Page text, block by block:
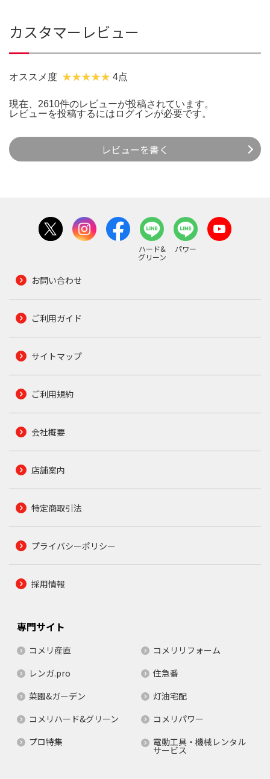
カスタマーレビュー
オススメ度 4点
現在、2610件のレビューが投稿されています。
レビューを投稿するには ログインが必要です。
レビューを書く
ハード&
グリーン
パワー
お問い合わせ
ご利用ガイド
サイトマップ
ご利用規約
会社概要
店舗案内
特定商取引法
プライバシーポリシー
採用情報
専門サイト
コメリ産直
コメリリフォーム
レンガ.pro
住急番
菜園&ガーデン
灯油宅配
コメリハード&グリーン
コメリパワー
プロ特集
電動工具・機械レンタル
サービス